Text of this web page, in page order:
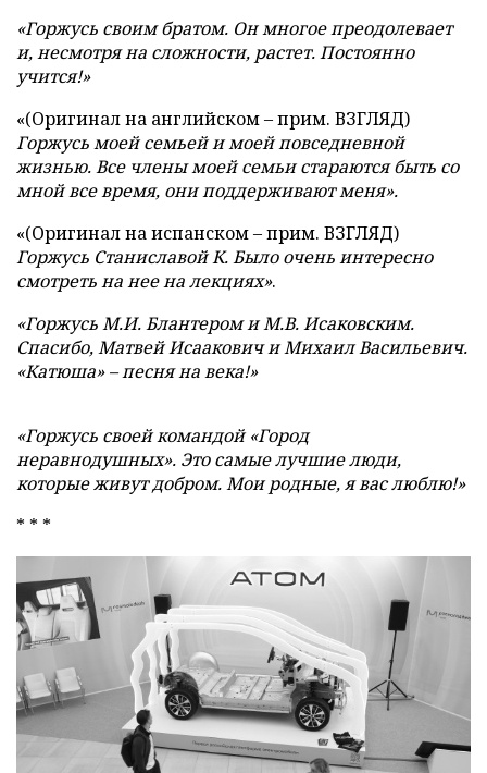
«Горжусь своим братом. Он многое преодолевает
и, несмотря на сложности, растет. Постоянно
учится!»
«(Оригинал на английском – прим. ВЗГЛЯД)
Горжусь моей семьей и моей повседневной
жизнью. Все члены моей семьи стараются быть со
мной все время, они поддерживают меня».
«(Оригинал на испанском – прим. ВЗГЛЯД)
Горжусь Станиславой К. Было очень интересно
смотреть на нее на лекциях».
«Горжусь М.И. Блантером и М.В. Исаковским.
Спасибо, Матвей Исаакович и Михаил Васильевич.
«Катюша» – песня на века!»
«Горжусь своей командой «Город
неравнодушных». Это самые лучшие люди,
которые живут добром. Мои родные, я вас люблю!»
* * *